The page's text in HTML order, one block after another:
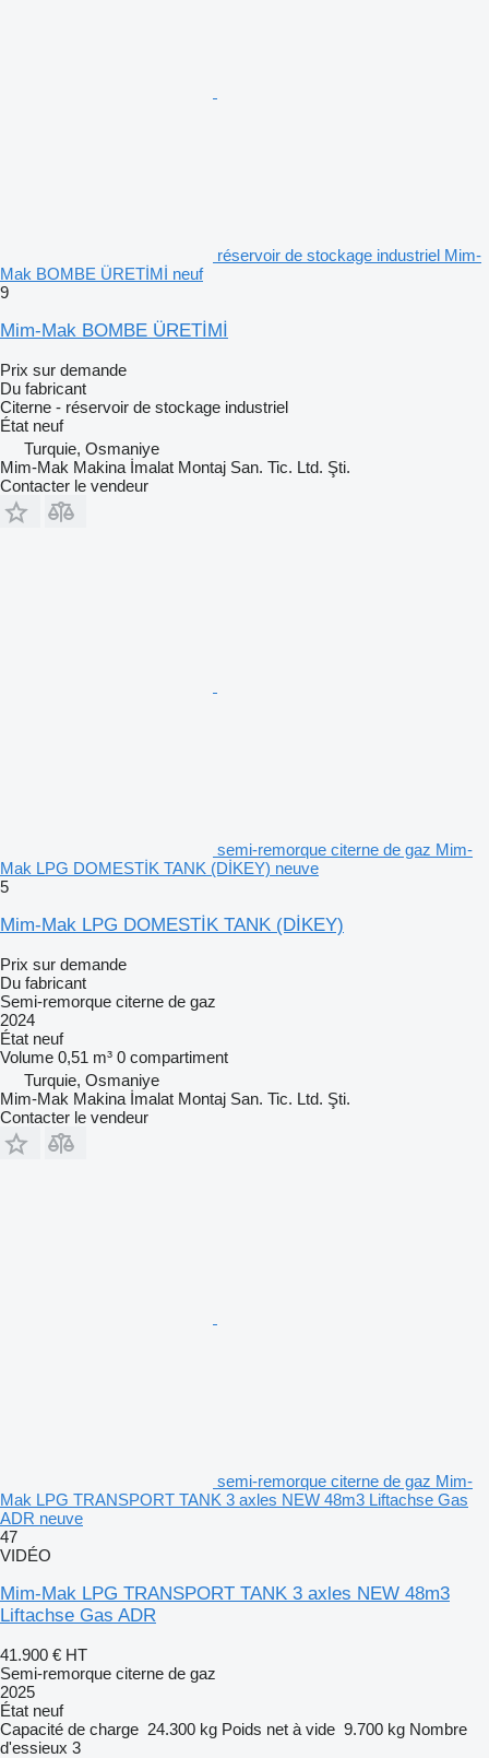
réservoir de stockage industriel Mim-
Mak BOMBE ÜRETİMİ neuf
9
Mim-Mak BOMBE ÜRETİMİ
Prix sur demande
Du fabricant
Citerne - réservoir de stockage industriel
État neuf
Turquie, Osmaniye
Mim-Mak Makina İmalat Montaj San. Tic. Ltd. Şti.
Contacter le vendeur
semi-remorque citerne de gaz Mim-
Mak LPG DOMESTİK TANK (DİKEY) neuve
5
Mim-Mak LPG DOMESTİK TANK (DİKEY)
Prix sur demande
Du fabricant
Semi-remorque citerne de gaz
2024
État neuf
Volume 0,51 m³ 0 compartiment
Turquie, Osmaniye
Mim-Mak Makina İmalat Montaj San. Tic. Ltd. Şti.
Contacter le vendeur
semi-remorque citerne de gaz Mim-
Mak LPG TRANSPORT TANK 3 axles NEW 48m3 Liftachse Gas
ADR neuve
47
VIDÉO
Mim-Mak LPG TRANSPORT TANK 3 axles NEW 48m3
Liftachse Gas ADR
41.900 € HT
Semi-remorque citerne de gaz
2025
État neuf
Capacité de charge 24.300 kg Poids net à vide 9.700 kg Nombre
d'essieux 3